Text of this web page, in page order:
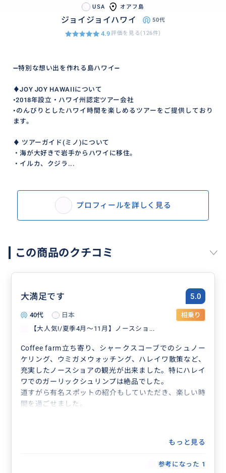
USA オアフ島
ジョイジョイハワイ 50代
4.9評価を見る(126件)
➖特別な想い出を作れる島ハワイ➖
♦︎JOY JOY HAWAIIについて
•2018年設立・ハワイ州認定ツアー会社
•のんびりとしたハワイ時間を楽しめるツアーをご提供しており
ます。
♦︎ ツアーガイド(ミノ)について
・海が大好きで岩手からハワイに移住。
・イルカ、クジラ...
プロフィールを詳しく見る
この商品のクチコミ
大満足です 5.0
40代 日本
相乗り
【大人気!/夏季4月〜11月】ノースショ...
Coffee farm立ち寄り、シャークスコーブでのシュノー
ケリング、ウミガメウォッチング、ハレイワ散策など、
充実したノースショアの観光が出来ました。特にハレイ
ワでのガーリックシュリンプは絶品でした。
道すがら有名スポットの紹介もしていただき、楽しい時
間を過ごせました。
もっと見る
参考になった 1